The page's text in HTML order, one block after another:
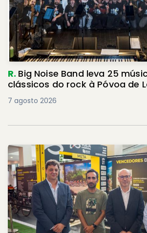
R. Big Noise Band leva 25
clássicos do rock à Póvoa de
7 agosto 2026